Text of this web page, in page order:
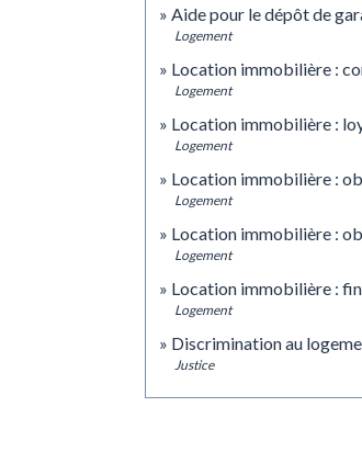
Aide pour le dépôt de
Logement
Location immobilière :
Logement
Location immobilière :
Logement
Location immobilière :
Logement
Location immobilière :
Logement
Location immobilière :
Logement
Discrimination au
Justice